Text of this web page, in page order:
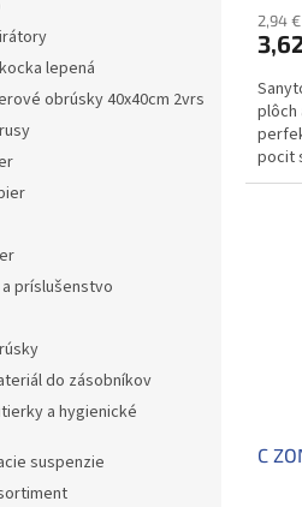
lepená
obrúsky 40x40cm 2vrs
príslušenstvo
do zásobníkov
a hygienické
suspenzie
2,94
plôch
pocit
99,9
C